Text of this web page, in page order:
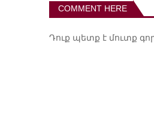
COMMENT HERE
Դուք պետք է մուտք